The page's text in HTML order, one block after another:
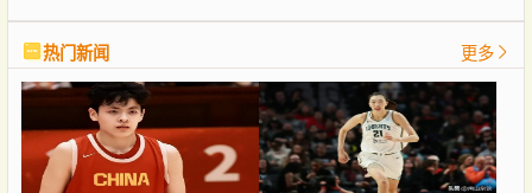
热门新闻 更多